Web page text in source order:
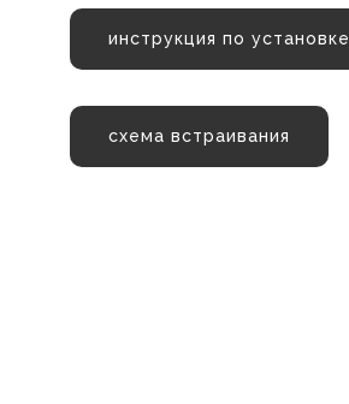
инструкция по установке
схема встраивания